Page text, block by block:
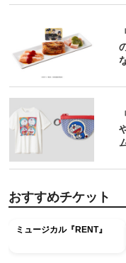
おすすめチケット
ミュージカル『RENT』